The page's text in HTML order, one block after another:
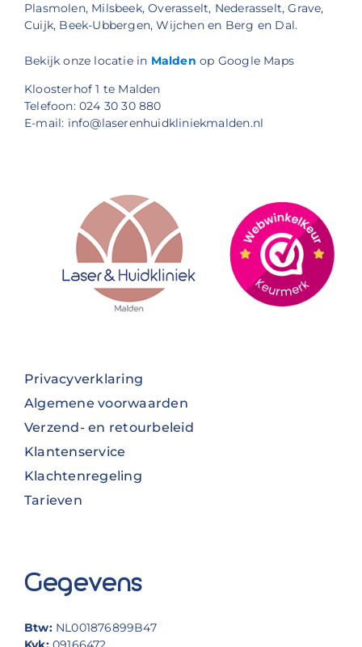
Plasmolen, Milsbeek, Overasselt, Nederasselt, Grave,
Cuijk, Beek-Ubbergen, Wijchen en Berg en Dal.
Bekijk onze locatie in Malden op Google Maps
Kloosterhof 1 te Malden
Telefoon: 024 30 30 880
E-mail: info@laserenhuidkliniekmalden.nl
Privacyverklaring
Algemene voorwaarden
Verzend- en retourbeleid
Klantenservice
Klachtenregeling
Tarieven
Gegevens
Btw: NL001876899B47
Kvk:09166472